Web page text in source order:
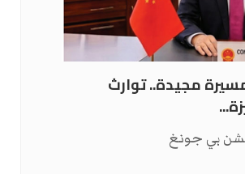
مسيرة مجيدة.. توارث
بي جونغ